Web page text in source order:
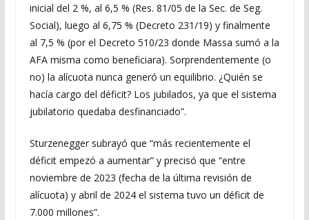
inicial del 2 %, al 6,5 % (Res. 81/05 de la Sec. de Seg.
Social), luego al 6,75 % (Decreto 231/19) y finalmente
al 7,5 % (por el Decreto 510/23 donde Massa sumó a la
AFA misma como beneficiara). Sorprendentemente (o
no) la alícuota nunca generó un equilibrio. ¿Quién se
hacía cargo del déficit? Los jubilados, ya que el sistema
jubilatorio quedaba desfinanciado”.
Sturzenegger subrayó que “más recientemente el
déficit empezó a aumentar” y precisó que “entre
noviembre de 2023 (fecha de la última revisión de
alícuota) y abril de 2024 el sistema tuvo un déficit de
7.000 millones”.